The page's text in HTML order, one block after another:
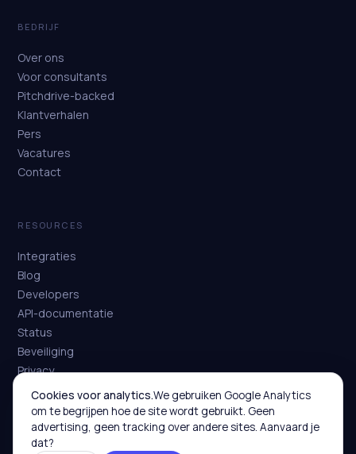
BEDRIJF
Over ons
Voor consultants
Pitchdrive-backed
Klantverhalen
Pers
Vacatures
Contact
RESOURCES
Integraties
Blog
Developers
API-documentatie
Status
Beveiliging
Privacy
Voorwaarden
Cookies voor analytics.We gebruiken Google Analytics
om te begrijpen hoe de site wordt gebruikt. Geen
advertising, geen tracking over andere sites. Aanvaard je
dat?